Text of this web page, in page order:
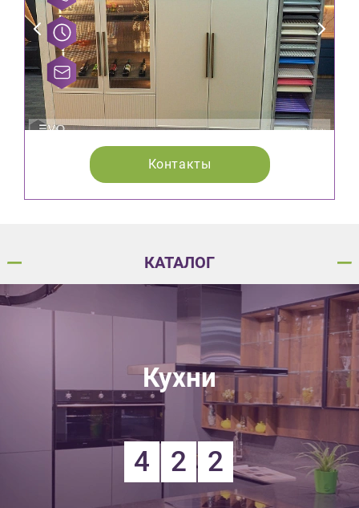
Контакты
КАТАЛОГ
Кухни
4 2 2